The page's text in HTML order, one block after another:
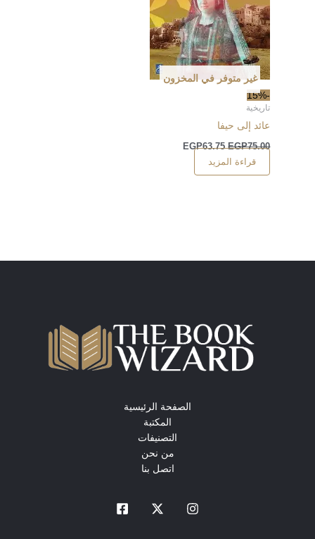
-15%
غير متوفر في المخزون
تاريخية
عائد إلى حيفا
EGP75.00
EGP63.75
قراءة المزيد
الصفحة الرئيسية
المكتبة
التصنيفات
من نحن
اتصل بنا